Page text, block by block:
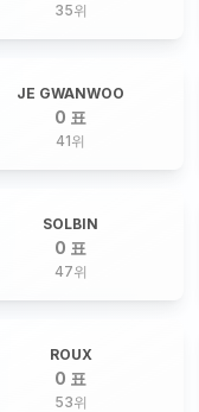
35위
JE GWANWOO
0 표
41위
SOLBIN
0 표
47위
ROUX
0 표
53위